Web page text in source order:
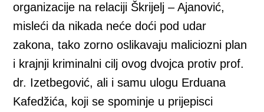
organizacije na relaciji Škrijelj – Ajanović,
misleći da nikada neće doći pod udar
zakona, tako zorno oslikavaju maliciozni plan
i krajnji kriminalni cilj ovog dvojca protiv prof.
dr. Izetbegović, ali i samu ulogu Erduana
Kafedžića, koji se spominje u prijepisci